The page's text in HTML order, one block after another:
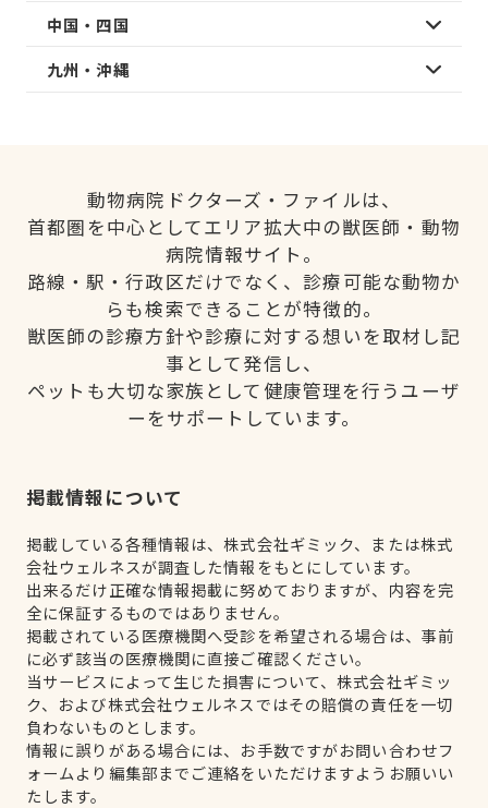
中国・四国
九州・沖縄
動物病院ドクターズ・ファイルは、
首都圏を中心としてエリア拡大中の獣医師・動物
病院情報サイト。
路線・駅・行政区だけでなく、診療可能な動物か
らも検索できることが特徴的。
獣医師の診療方針や診療に対する想いを取材し記
事として発信し、
ペットも大切な家族として健康管理を行うユーザ
ーをサポートしています。
掲載情報について
掲載している各種情報は、株式会社ギミック、または株式
会社ウェルネスが調査した情報をもとにしています。
出来るだけ正確な情報掲載に努めておりますが、内容を完
全に保証するものではありません。
掲載されている医療機関へ受診を希望される場合は、事前
に必ず該当の医療機関に直接ご確認ください。
当サービスによって生じた損害について、株式会社ギミッ
ク、および株式会社ウェルネスではその賠償の責任を一切
負わないものとします。
情報に誤りがある場合には、お手数ですがお問い合わせフ
ォームより編集部までご連絡をいただけますようお願いい
たします。